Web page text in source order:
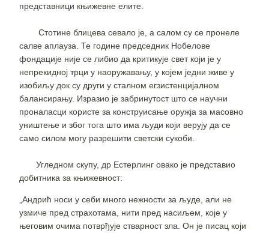
представници књижевне елите.
Стотине блицева севало је, а салом су се пронеле
салве аплауза. Те године председник Нобелове
фондације није се либио да критикује свет који је у
непрекидној трци у наоружавању, у којем једни живе у
изобиљу док су други у сталном егзистенцијалном
балансирању. Изразио је забринутост што се научни
проналасци користе за конструисање оружја за масовно
уништење и због тога што има људи који верују да се
само силом могу разрешити светски сукоби.
Угледном скупу, др Естерлинг овако је представио
добитника за књижевност:
„Андрић носи у себи много нежности за људе, али не
узмиче пред страхотама, нити пред насиљем, које у
његовим очима потврђује стварност зла. Он је писац који